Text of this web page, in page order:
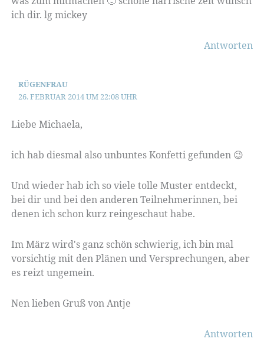
ich dir. lg mickey
Antworten
RÜGENFRAU
26. FEBRUAR 2014 UM 22:08 UHR
Liebe Michaela,
ich hab diesmal also unbuntes Konfetti gefunden 😉
Und wieder hab ich so viele tolle Muster entdeckt,
bei dir und bei den anderen Teilnehmerinnen, bei
denen ich schon kurz reingeschaut habe.
Im März wird's ganz schön schwierig, ich bin mal
vorsichtig mit den Plänen und Versprechungen, aber
es reizt ungemein.
Nen lieben Gruß von Antje
Antworten